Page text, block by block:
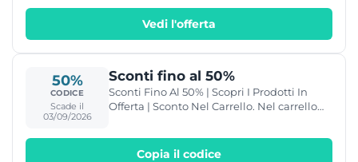
Vedi l'offerta
50%
CODICE
Scade il
03/09/2026
Sconti fino al 50%
Sconti Fino Al 50% | Scopri I Prodotti In
Offerta | Sconto Nel Carrello. Nel carrello
Copia il codice